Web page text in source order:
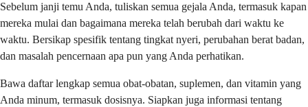
Sebelum janji temu Anda, tuliskan semua gejala Anda, termasuk kapan
mereka mulai dan bagaimana mereka telah berubah dari waktu ke
waktu. Bersikap spesifik tentang tingkat nyeri, perubahan berat badan,
dan masalah pencernaan apa pun yang Anda perhatikan.
Bawa daftar lengkap semua obat-obatan, suplemen, dan vitamin yang
Anda minum, termasuk dosisnya. Siapkan juga informasi tentang